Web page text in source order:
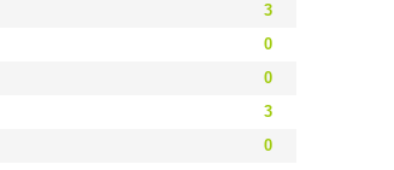
3
0
0
3
0